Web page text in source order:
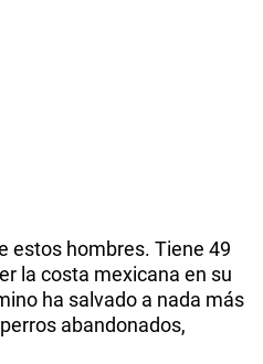
estos hombres. Tiene 49
la costa mexicana en su
ha salvado a nada más
abandonados,